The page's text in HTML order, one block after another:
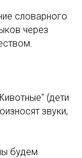
словарного
через
(дети
звуки,
будем